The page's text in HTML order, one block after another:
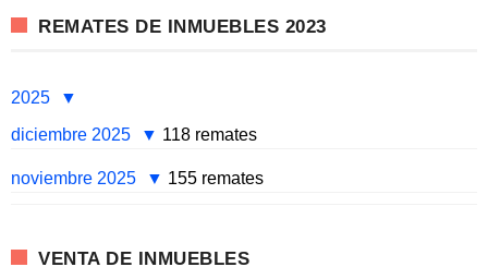
REMATES DE INMUEBLES 2023
2025
diciembre 2025
118 remates
noviembre 2025 155 remates
VENTA DE INMUEBLES